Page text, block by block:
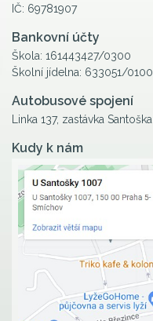
IČ: 69781907
Bankovní účty
Škola: 161443427/0300
Školní jídelna: 633051/0100
Autobusové spojení
Linka 137, zastávka Santoška
Kudy k nám